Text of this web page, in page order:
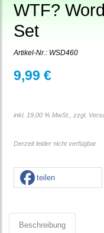
WTF?
Set
Artikel-Nr.: WSD460
9,99 €
inkl. 19,00 % MwSt., zzgl.
Derzeit leider nicht verfügbar
teilen
Beschreibung